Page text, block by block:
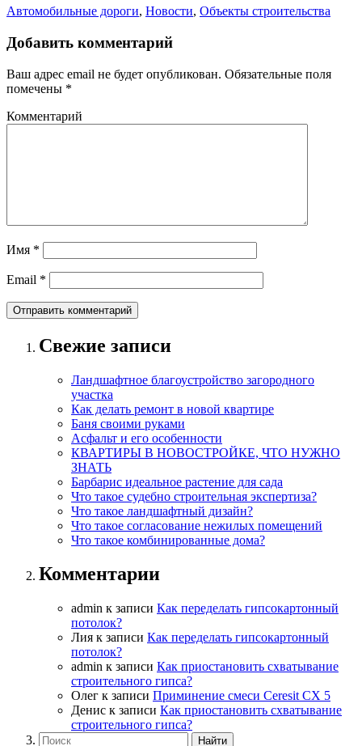
Автомобильные дороги, Новости, Объекты строительства
Добавить комментарий
Ваш адрес email не будет опубликован. Обязательные поля
помечены *
Комментарий
Имя *
Email *
Свежие записи
Ландшафтное благоустройство загородного
участка
Как делать ремонт в новой квартире
Баня своими руками
Асфальт и его особенности
КВАРТИРЫ В НОВОСТРОЙКЕ, ЧТО НУЖНО
ЗНАТЬ
Барбарис идеальное растение для сада
Что такое судебно строительная экспертиза?
Что такое ландшафтный дизайн?
Что такое согласование нежилых помещений
Что такое комбинированные дома?
Комментарии
admin к записи Как переделать гипсокартонный
потолок?
Лия к записи Как переделать гипсокартонный
потолок?
admin к записи Как приостановить схватывание
строительного гипса?
Олег к записи Приминение смеси Ceresit СХ 5
Денис к записи Как приостановить схватывание
строительного гипса?